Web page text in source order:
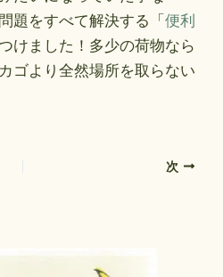
題をすべて解決する「便利
けました！多少の荷物なら
ゴより全然場所を取らない
次